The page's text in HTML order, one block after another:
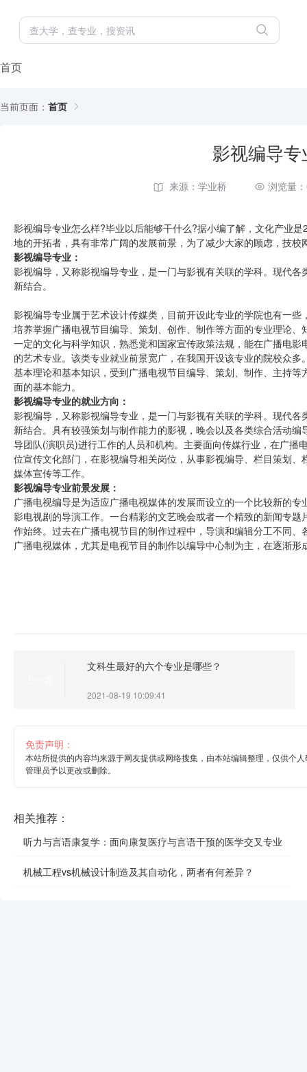
首页
当前页面： 首页
影视编导
来源：学业桥 浏览量
影视编导专业怎么样?毕业以后能够干什么?据小编了解，文化产业
地的开拓者，具有非常广阔的发展前景，为了减少大家的顾虑，技
影视编导专业：
影视编导，又称影视编导专业，是一门与影视有关联的学科。现代
新结合。
影视编导专业属于艺术设计传媒类，目前开设此专业的学院也有一些
培养掌握广播电视节目编导、策划、创作、制作等方面的专业理论
一定的文化与科学知识，熟悉党和国家宣传政策法规，能在广播电
的艺术专业。该类专业就业前景宽广，在我国开设该专业的院校众
基本理论和基本知识，受到广播电视节目编导、策划、制作、主持
面的基本能力。
影视编导专业的就业方向：
影视编导，又称影视编导专业，是一门与影视有关联的学科。现代
新结合。具有较强策划与制作能力的影视，晚会以及各类综合活动
导团队(演职员)进行工作的人员和机构。主要面向传媒行业，在广
位宣传文化部门，在影视编导相关岗位，从事影视编导、栏目策划
媒体宣传等工作。
影视编导专业前景发展：
广播电视编导是为适应广播电视媒体的发展而设立的一个比较新的
影电视剧的导演工作。一台精彩的文艺晚会或者一个精致的新闻专
作始终。过去在广播电视节目的制作过程中，导演和编辑分工不同
广播电视媒体，尤其是电视节目的制作以编导中心制为主，在逐渐
文科生最好的六个专业是哪些？
2021-08-19 10:09:41
免责声明：
本站所提供的内容均来源于网友提供或网络搜集，由本站编辑整理，仅供个
管理员予以更改或删除。
相关推荐：
听力与言语康复学：面向康复医疗与言语干预的医学交叉专业
机械工程vs机械设计制造及其自动化，两者有何差异？